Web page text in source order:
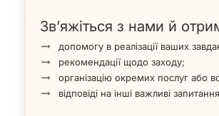
Зв’яжіться з нами й
допомогу в реалізації ваших
рекомендації щодо заходу;
організацію окремих послуг або
відповіді на інші важливі